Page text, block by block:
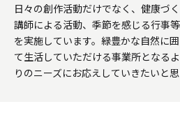
日々の創作活動だけでなく、健康づ
講師による活動、季節を感じる行事
を実施しています。緑豊かな自然に
て生活していただける事業所となる
りのニーズにお応えしていきたいと思